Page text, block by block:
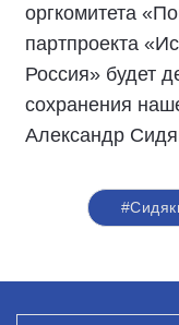
оргкомитета
партпроекта
Россия» будет
сохранения
Александр